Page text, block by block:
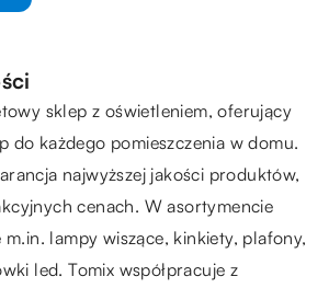
sklep z oświetleniem, oferujący
do każdego pomieszczenia w domu.
najwyższej jakości produktów,
cenach. W asortymencie
m.in. lampy wiszące, kinkiety, plafony,
led. Tomix współpracuje z